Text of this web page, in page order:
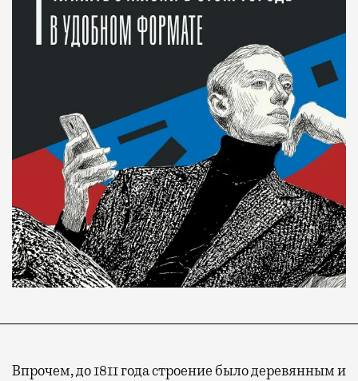
Впрочем, до 1811 года строение было деревянным и